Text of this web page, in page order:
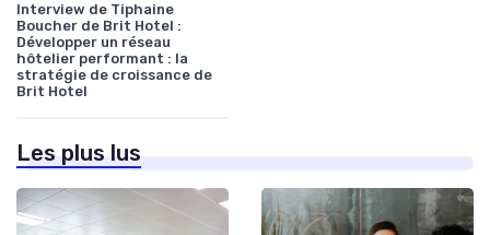
Interview de Tiphaine
Boucher de Brit Hotel :
Développer un réseau
hôtelier performant : la
stratégie de croissance de
Brit Hotel
Les plus lus